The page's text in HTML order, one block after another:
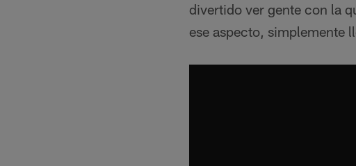
divertido ver gente con la
ese aspecto, simplemente